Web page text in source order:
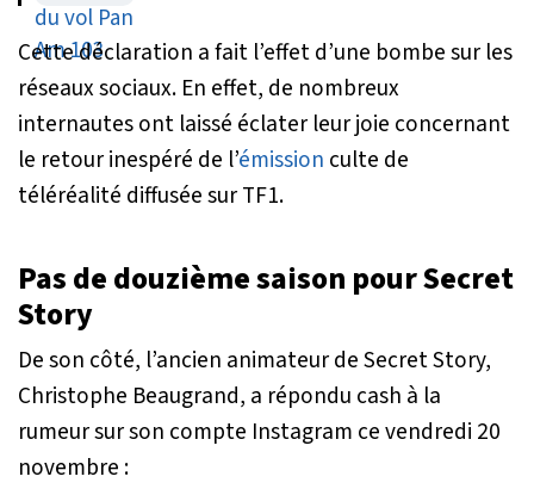
Cette déclaration a fait l’effet d’une bombe sur les
réseaux sociaux. En effet, de nombreux
internautes ont laissé éclater leur joie concernant
le retour inespéré de l’émission culte de
téléréalité diffusée sur TF1.
Pas de douzième saison pour Secret
Story
De son côté, l’ancien animateur de Secret Story,
Christophe Beaugrand, a répondu cash à la
rumeur sur son compte Instagram ce vendredi 20
novembre :